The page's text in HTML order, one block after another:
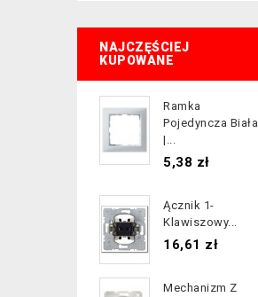
NAJCZĘŚCIEJ
KUPOWANE
Ramka
Pojedyncza Biała
|...
Cena
5,38 zł
Ącznik 1-
Klawiszowy...
Cena
16,61 zł
Mechanizm Z